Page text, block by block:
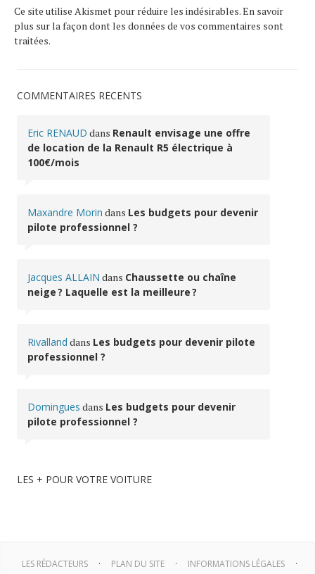
Ce site utilise Akismet pour réduire les indésirables.En savoir
plus sur la façon dont les données de vos commentaires sont
traitées.
COMMENTAIRES RÉCENTS
Eric RENAUD dans Renault envisage une offre
de location de la Renault R5 électrique à
100€/mois
Maxandre Morin dans Les budgets pour devenir
pilote professionnel ?
Jacques ALLAIN dans Chaussette ou chaîne
neige ? Laquelle est la meilleure ?
Rivalland dans Les budgets pour devenir pilote
professionnel ?
Domingues dans Les budgets pour devenir
pilote professionnel ?
LES + POUR VOTRE VOITURE
LES RÉDACTEURS PLAN DU SITE INFORMATIONS LÉGALES